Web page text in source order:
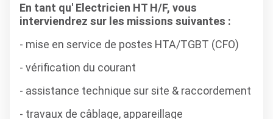
En tant qu' Electricien HT H/F, vous
interviendrez sur les missions suivantes :
- mise en service de postes HTA/TGBT (CFO)
- vérification du courant
- assistance technique sur site & raccordement
- travaux de câblage, appareillage